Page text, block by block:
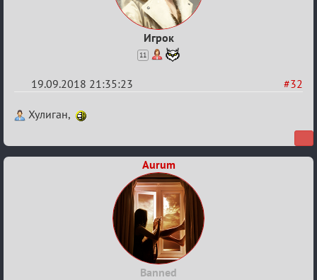
Игрок
11
#32
19.09.2018 21:35:23
Re:
X
Хулиган,
Aurum
Banned